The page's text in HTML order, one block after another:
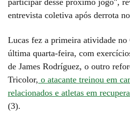
entrevista coletiva após derrota
Lucas fez a primeira atividade no
última quarta-feira, com
de James Rodríguez, o outro
Tricolor, o atacante treinou em
relacionados e atletas em
(3).